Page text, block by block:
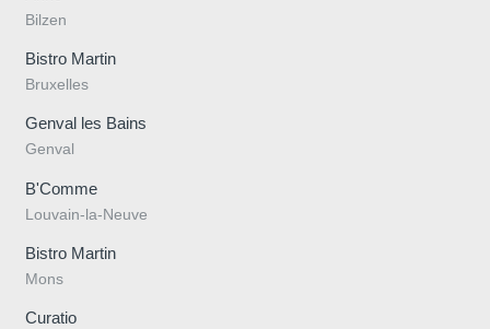
Bilzen
Bistro Martin
Bruxelles
Genval les Bains
Genval
B'Comme
Louvain-la-Neuve
Bistro Martin
Mons
Curatio
Localiser
Manoir
3***